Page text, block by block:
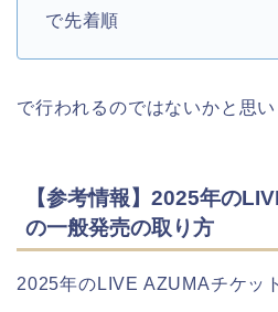
で先着順
で行われるのではないかと思い
【参考情報】2025年の
の一般発売の取り方
2025年のLIVE AZUMAチケッ